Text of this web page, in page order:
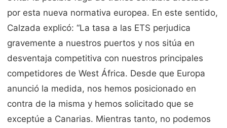
por esta nueva normativa europea. En este sentido,
Calzada explicó: “La tasa a las ETS perjudica
gravemente a nuestros puertos y nos sitúa en
desventaja competitiva con nuestros principales
competidores de West África. Desde que Europa
anunció la medida, nos hemos posicionado en
contra de la misma y hemos solicitado que se
exceptúe a Canarias. Mientras tanto, no podemos